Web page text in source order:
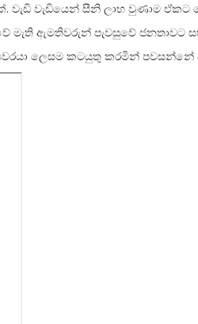
වැඩියෙන් සීනි ලාභ වුණාම
ඇමතිවරුන් පැවසුවේ ජනතාවට
ලෙසම කටයුතු කරමින්